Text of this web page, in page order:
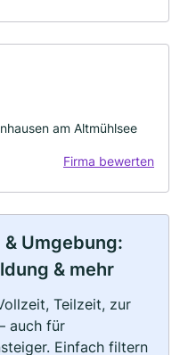
am Altmühlsee
Firma bewerten
Umgebung:
& mehr
Teilzeit, zur
auch für
Einfach filtern